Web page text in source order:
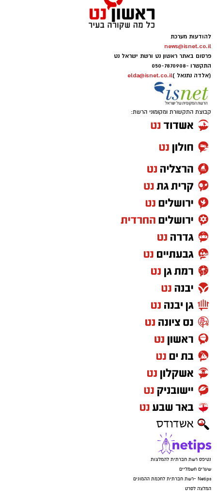
להודעות מערכת
news@isnet.co.il
פרסום באתר ראשון נט ורשת ישראל נט
התקשרו -050-7870908
(אלדה נתנאל )elda@isnet.co.il
קבוצת התקשורת ומקומוני הרשת:
נטיפס רשת חברתית להמלצות
שערים חשמליים
Netips -רשת חברתית לחכמת ההמונים
המלצה לסרט